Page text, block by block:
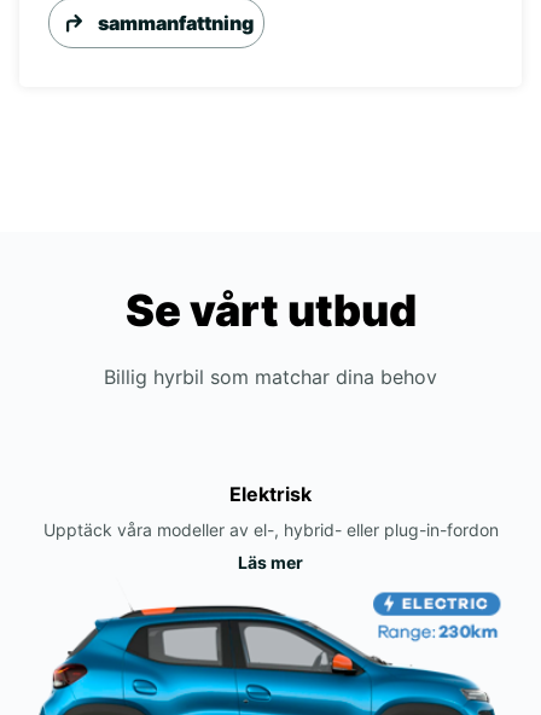
sammanfattning
Se vårt utbud
Billig hyrbil som matchar dina behov
Elektrisk
Upptäck våra modeller av el-, hybrid- eller plug-in-fordon
Läs mer